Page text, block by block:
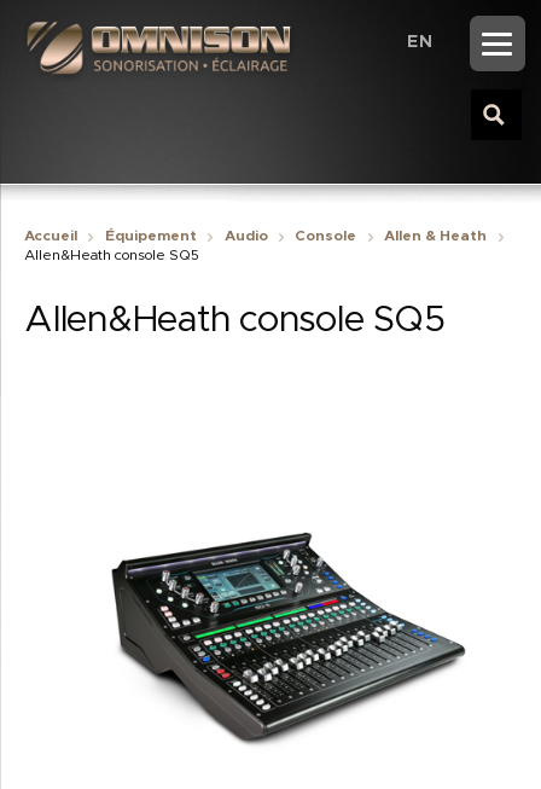
EN
Accueil Équipement Audio Console
Allen & Heath
Allen&Heath console SQ5
Allen&Heath console SQ5